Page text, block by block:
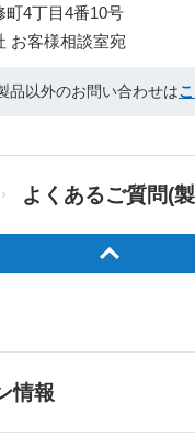
町4丁目4番10号
お客様相談室宛
品以外のお問い合わせは
よくあるご質問(
情報